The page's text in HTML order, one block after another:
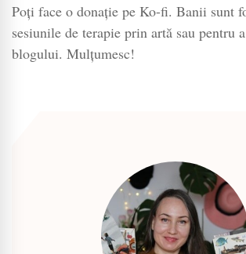
Poți face o donație pe Ko-fi. Banii sunt
sesiunile de terapie prin artă sau pentru
blogului. Mulțumesc!